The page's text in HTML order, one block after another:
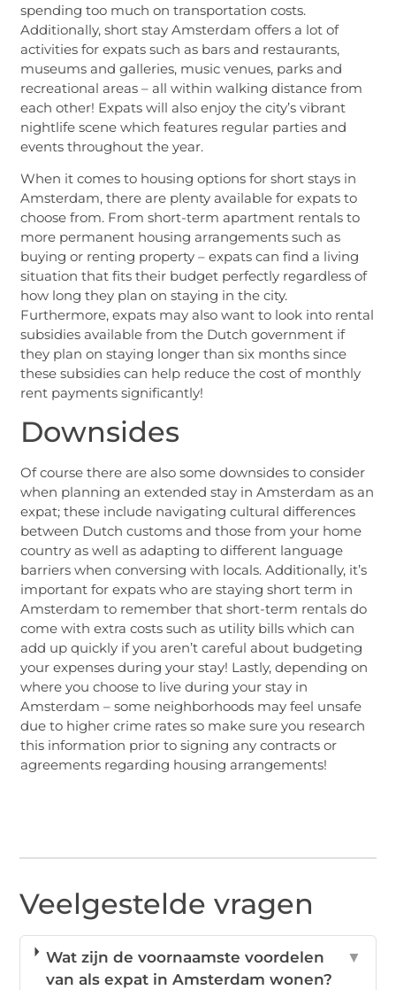
spending too much on transportation costs.
Additionally, short stay Amsterdam offers a lot of
activities for expats such as bars and restaurants,
museums and galleries, music venues, parks and
recreational areas – all within walking distance from
each other! Expats will also enjoy the city’s vibrant
nightlife scene which features regular parties and
events throughout the year.
When it comes to housing options for short stays in
Amsterdam, there are plenty available for expats to
choose from. From short-term apartment rentals to
more permanent housing arrangements such as
buying or renting property – expats can find a living
situation that fits their budget perfectly regardless of
how long they plan on staying in the city.
Furthermore, expats may also want to look into rental
subsidies available from the Dutch government if
they plan on staying longer than six months since
these subsidies can help reduce the cost of monthly
rent payments significantly!
Downsides
Of course there are also some downsides to consider
when planning an extended stay in Amsterdam as an
expat; these include navigating cultural differences
between Dutch customs and those from your home
country as well as adapting to different language
barriers when conversing with locals. Additionally, it’s
important for expats who are staying short term in
Amsterdam to remember that short-term rentals do
come with extra costs such as utility bills which can
add up quickly if you aren’t careful about budgeting
your expenses during your stay! Lastly, depending on
where you choose to live during your stay in
Amsterdam – some neighborhoods may feel unsafe
due to higher crime rates so make sure you research
this information prior to signing any contracts or
agreements regarding housing arrangements!
Veelgestelde vragen
Wat zijn de voornaamste voordelen
van als expat in Amsterdam wonen?
▼